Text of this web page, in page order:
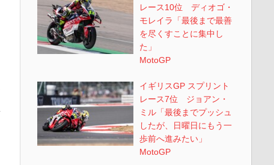
レース10位 ディオゴ・
モレイラ「最後まで最善
を尽くすことに集中し
た」
MotoGP
イギリスGP スプリント
レース7位 ジョアン・
ミル「最後までプッシュ
したが、日曜日にもう一
歩前へ進みたい」
MotoGP